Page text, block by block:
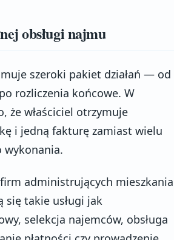
obsługi najmu
szeroki pakiet działań — od
rozliczenia końcowe. W
że właściciel otrzymuje
i jedną fakturę zamiast wielu
wykonania.
administrujących mieszkania
się takie usługi jak
selekcja najemców, obsługa